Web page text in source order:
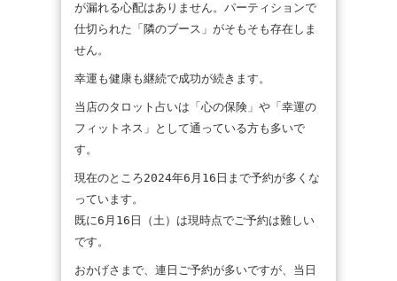
が漏れる心配はありません。パーティションで
仕切られた「隣のブース」がそもそも存在しま
せん。
幸運も健康も継続で成功が続きます。
当店のタロット占いは「心の保険」や「幸運の
フィットネス」として通っている方も多いで
す。
現在のところ2024年6月16日まで予約が多くな
っています。
既に6月16日（土）は現時点でご予約は難しい
です。
おかげさまで、連日ご予約が多いですが、当日